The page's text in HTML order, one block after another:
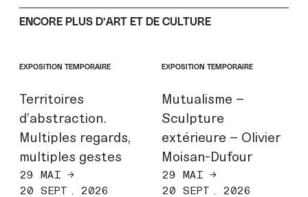
ENCORE PLUS D’ART ET DE CULTURE
EXPOSITION TEMPORAIRE
Territoires
d’abstraction.
Multiples regards,
multiples gestes
29 MAI →
20 SEPT. 2026
EXPOSITION TEMPORAIRE
Mutualisme –
Sculpture
extérieure – Olivier
Moisan-Dufour
29 MAI →
20 SEPT. 2026